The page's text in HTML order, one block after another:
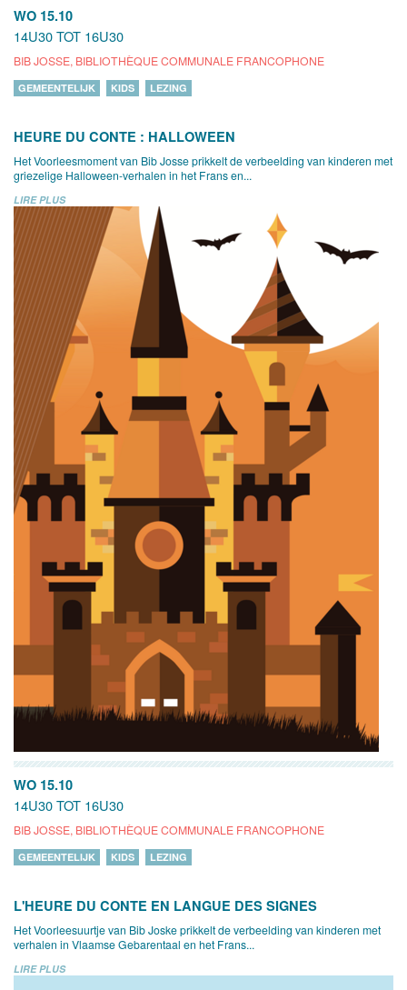
WO 15.10
14U30 TOT 16U30
BIB JOSSE, BIBLIOTHÈQUE COMMUNALE FRANCOPHONE
GEMEENTELIJK KIDS LEZING
HEURE DU CONTE : HALLOWEEN
Het Voorleesmoment van Bib Josse prikkelt de verbeelding van kinderen met
griezelige Halloween-verhalen in het Frans en...
LIRE PLUS
WO 15.10
14U30 TOT 16U30
BIB JOSSE, BIBLIOTHÈQUE COMMUNALE FRANCOPHONE
GEMEENTELIJK KIDS LEZING
L'HEURE DU CONTE EN LANGUE DES SIGNES
Het Voorleesuurtje van Bib Joske prikkelt de verbeelding van kinderen met
verhalen in Vlaamse Gebarentaal en het Frans...
LIRE PLUS